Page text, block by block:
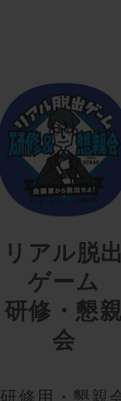
リアル脱
ゲーム
研修・懇
会